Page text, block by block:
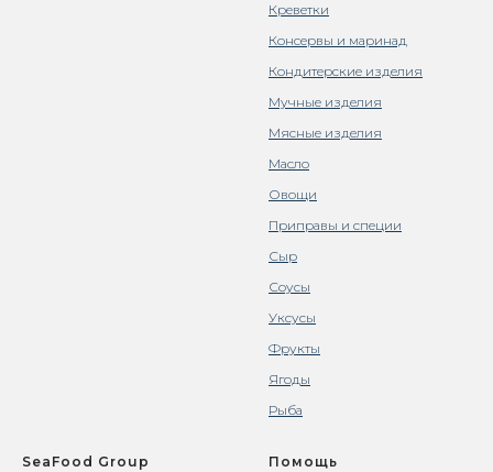
Креветки
Консервы и маринад
Кондитерские изделия
Мучные изделия
Мясные изделия
Масло
Овощи
Приправы и специи
Сыр
Соусы
Уксусы
Фрукты
Ягоды
Рыба
SeaFood Group Помощь